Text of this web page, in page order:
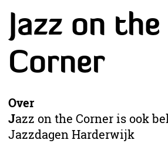
Jazz on the
Corner
Over
Jazz on the Corner is ook
Jazzdagen Harderwijk